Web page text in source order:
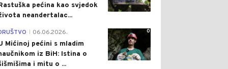
pećina kao svjedok
neandertalac...
0
06.06.2026.
Mićinoj pećini s mladim
iz BiH: Istina o
i mitu o ...